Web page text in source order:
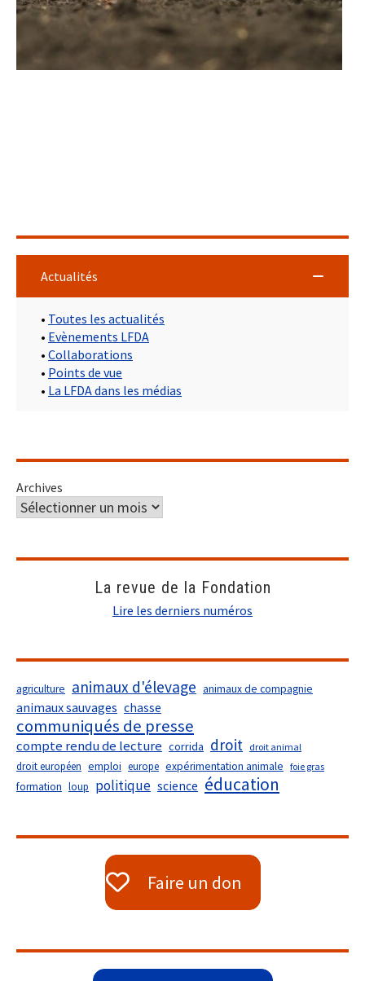
Actualités
• Toutes les actualités
• Evènements LFDA
• Collaborations
• Points de vue
• La LFDA dans les médias
Archives
La revue de la Fondation
Lire les derniers numéros
agriculture animaux d'élevage animaux de compagnie
animaux sauvages chasse
communiqués de presse
compte rendu de lecture corrida droit droit animal
droit européen emploi europe expérimentation animale foie gras
formation loup politique science éducation
Faire un don